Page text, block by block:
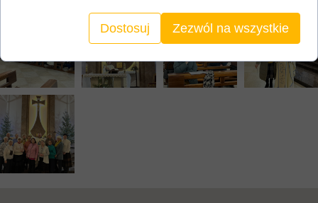
Dostosuj Zezwól na wszystkie